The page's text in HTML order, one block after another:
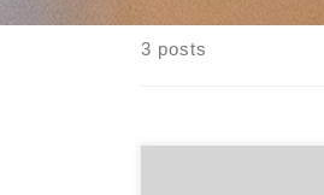
3 posts